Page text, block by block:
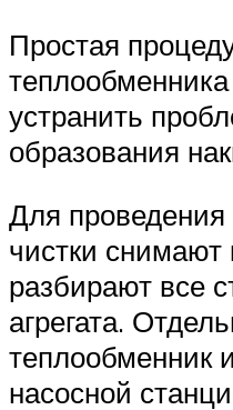
Простая
теплообменника
устранить
образования
Для проведения
чистки снимают
разбирают все
агрегата.
теплообменник
насосной